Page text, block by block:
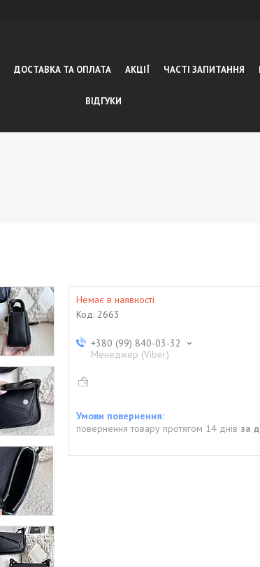
ДОСТАВКА ТА ОПЛАТА АКЦІЇ ЧАСТІ ЗАПИТАННЯ
ВІДГУКИ
Немає в наявності
Код: 2663
+380 (99) 840-03-32
Менеджер (Viber)
повернення товару протягом 14 днів за